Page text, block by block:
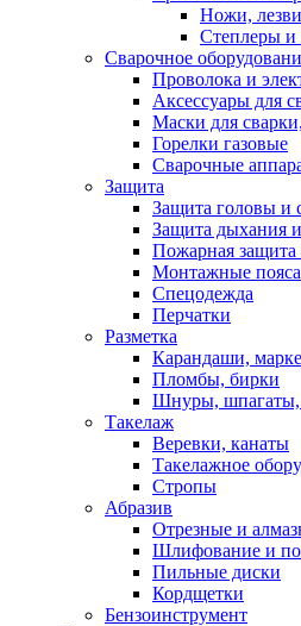
Ножи,
Степлеры и
Сварочное
Проволока и
Аксессуары для
Маски для
Горелки газовые
Сварочные
Защита
Защита головы и
Защита дыхания
Пожарная защита
Монтажные пояса
Спецодежда
Перчатки
Разметка
Карандаши,
Пломбы, бирки
Шнуры, шпагаты,
Такелаж
Веревки, канаты
Такелажное
Стропы
Абразив
Отрезные и
Шлифование и
Пильные диски
Кордщетки
Бензоинструмент